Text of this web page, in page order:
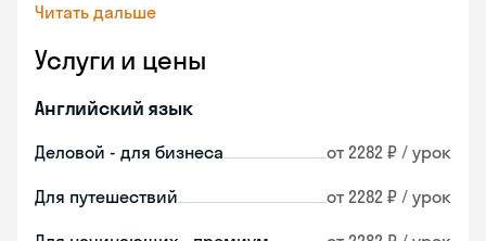
Читать дальше
Услуги и цены
Английский язык
Деловой - для бизнеса от 2282 ₽ / урок
Для путешествий от 2282 ₽ / урок